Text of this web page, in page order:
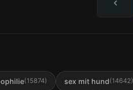
(15874) sex mit hund(14642)